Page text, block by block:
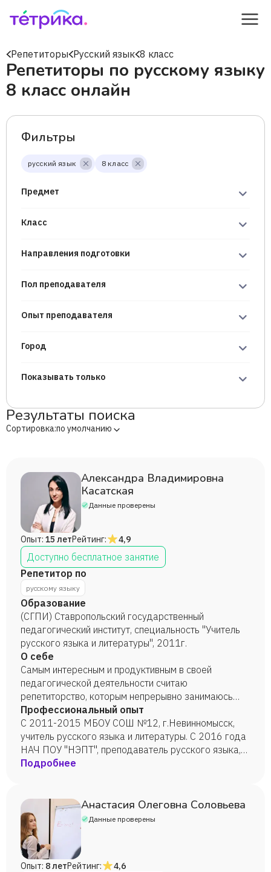
Репетиторы Русский язык 8 класс
Репетиторы по русскому языку
8 класс онлайн
Результаты поиска
Сортировка:по умолчанию
Александра Владимировна
Касатская
Данные проверены
Опыт: 15 летРейтинг: 4,9
Доступно бесплатное занятие
Репетитор по
русскому языку
Образование
(СГПИ) Ставропольский государственный
педагогический институт, специальность "Учитель
русского языка и литературы", 2011г.
О себе
Самым интересным и продуктивным в своей
педагогической деятельности считаю
репетиторство, которым непрерывно занимаюсь
уже 10 лет.
Профессиональный опыт
С 2011-2015 МБОУ СОШ №12, г.Невинномысск,
учитель русского языка и литературы. С 2016 года
НАЧ ПОУ "НЭПТ", преподаватель русского языка,
литературы и культуры речи.
Подробнее
Анастасия Олеговна Соловьева
Данные проверены
Опыт: 8 летРейтинг: 4,6
Фильтры
русский язык 8 класс
Предмет
Класс
Направления подготовки
Пол преподавателя
Опыт преподавателя
Город
Показывать только